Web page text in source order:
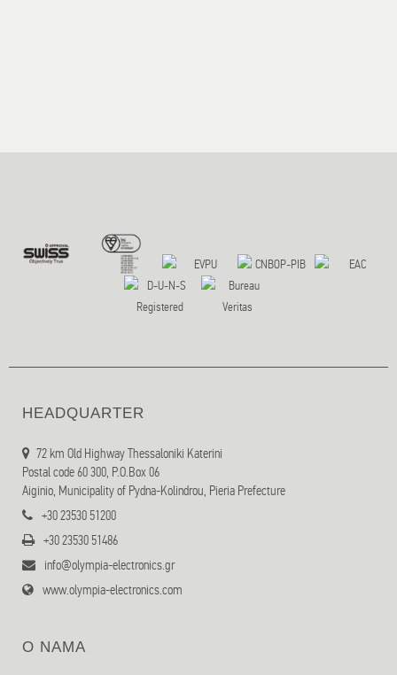
HEADQUARTER
72 km Old Highway Thessaloniki Katerini
Postal code 60 300, P.O.Box 06
Aiginio, Municipality of Pydna-Kolindrou, Pieria Prefecture
+30 23530 51200
+30 23530 51486
info@olympia-electronics.gr
www.olympia-electronics.com
O NAMA